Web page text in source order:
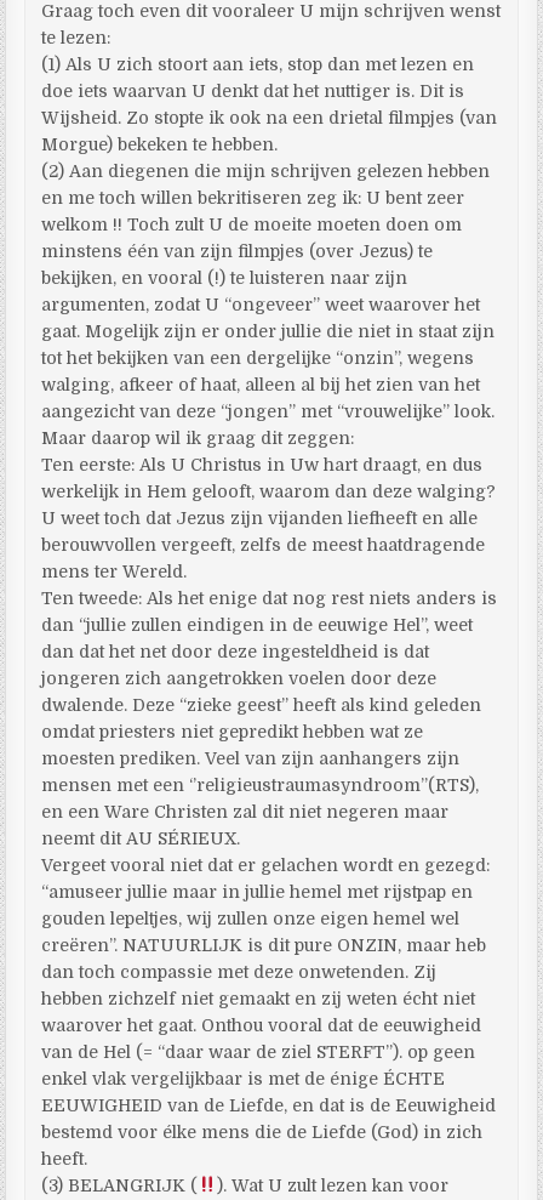
Graag toch even dit vooraleer U mijn schrijven wenst
te lezen:
(1) Als U zich stoort aan iets, stop dan met lezen en
doe iets waarvan U denkt dat het nuttiger is. Dit is
Wijsheid. Zo stopte ik ook na een drietal filmpjes (van
Morgue) bekeken te hebben.
(2) Aan diegenen die mijn schrijven gelezen hebben
en me toch willen bekritiseren zeg ik: U bent zeer
welkom !! Toch zult U de moeite moeten doen om
minstens één van zijn filmpjes (over Jezus) te
bekijken, en vooral (!) te luisteren naar zijn
argumenten, zodat U “ongeveer” weet waarover het
gaat. Mogelijk zijn er onder jullie die niet in staat zijn
tot het bekijken van een dergelijke “onzin”, wegens
walging, afkeer of haat, alleen al bij het zien van het
aangezicht van deze “jongen” met “vrouwelijke” look.
Maar daarop wil ik graag dit zeggen:
Ten eerste: Als U Christus in Uw hart draagt, en dus
werkelijk in Hem gelooft, waarom dan deze walging?
U weet toch dat Jezus zijn vijanden liefheeft en alle
berouwvollen vergeeft, zelfs de meest haatdragende
mens ter Wereld.
Ten tweede: Als het enige dat nog rest niets anders is
dan “jullie zullen eindigen in de eeuwige Hel”, weet
dan dat het net door deze ingesteldheid is dat
jongeren zich aangetrokken voelen door deze
dwalende. Deze “zieke geest” heeft als kind geleden
omdat priesters niet gepredikt hebben wat ze
moesten prediken. Veel van zijn aanhangers zijn
mensen met een ‘’religieustraumasyndroom’’(RTS),
en een Ware Christen zal dit niet negeren maar
neemt dit AU SÉRIEUX.
Vergeet vooral niet dat er gelachen wordt en gezegd:
“amuseer jullie maar in jullie hemel met rijstpap en
gouden lepeltjes, wij zullen onze eigen hemel wel
creëren”. NATUURLIJK is dit pure ONZIN, maar heb
dan toch compassie met deze onwetenden. Zij
hebben zichzelf niet gemaakt en zij weten écht niet
waarover het gaat. Onthou vooral dat de eeuwigheid
van de Hel (= “daar waar de ziel STERFT”). op geen
enkel vlak vergelijkbaar is met de énige ÉCHTE
EEUWIGHEID van de Liefde, en dat is de Eeuwigheid
bestemd voor élke mens die de Liefde (God) in zich
heeft.
(3) BELANGRIJK (
). Wat U zult lezen kan voor